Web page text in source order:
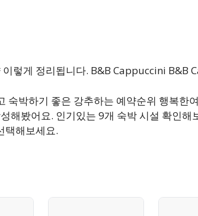
렇게 정리됩니다. B&B Cappuccini B&B
숙박하기 좋은 강추하는 예약순위 행복한
해봤어요. 인기있는 9개 숙박 시설 확인해
택해보세요.